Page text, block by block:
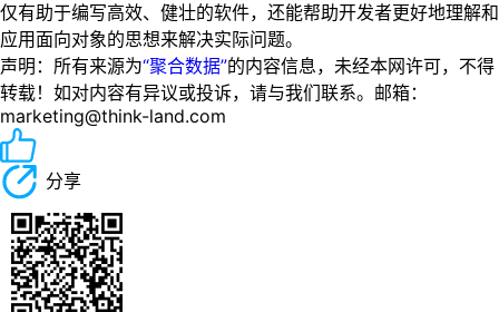
仅有助于编写高效、健壮的软件，还能帮助开发者更好地理解和
应用面向对象的思想来解决实际问题。
声明：所有来源为“聚合数据”的内容信息，未经本网许可，不得
转载！如对内容有异议或投诉，请与我们联系。邮箱：
marketing@think-land.com
分享